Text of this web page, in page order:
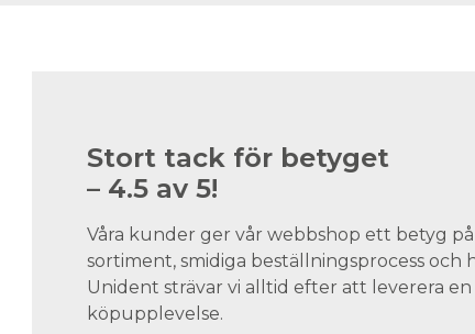
Stort tack för betyget
– 4.5 av 5!
Våra kunder ger vår webbshop ett betyg på
sortiment, smidiga beställningsprocess och
Unident strävar vi alltid efter att leverera
köpupplevelse.